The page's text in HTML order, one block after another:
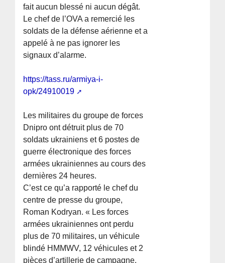
fait aucun blessé ni aucun dégât.
Le chef de l’OVA a remercié les
soldats de la défense aérienne et a
appelé à ne pas ignorer les
signaux d’alarme.
https://tass.ru/armiya-i-
opk/24910019
Les militaires du groupe de forces
Dnipro ont détruit plus de 70
soldats ukrainiens et 6 postes de
guerre électronique des forces
armées ukrainiennes au cours des
dernières 24 heures.
C’est ce qu’a rapporté le chef du
centre de presse du groupe,
Roman Kodryan. « Les forces
armées ukrainiennes ont perdu
plus de 70 militaires, un véhicule
blindé HMMWV, 12 véhicules et 2
pièces d’artillerie de campagne.